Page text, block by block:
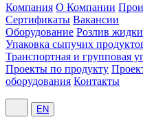
Компания О Компании
Сертификаты Вакансии
Оборудование Розлив
Упаковка сыпучих
Транспортная и групповая
Проекты по продукту
оборудования Контакты
EN